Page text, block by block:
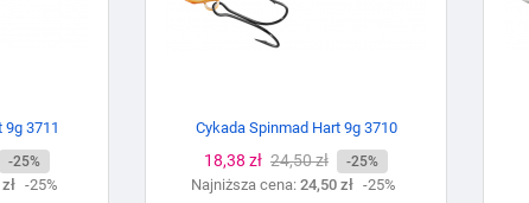
9g 3711
-25%
-25%
Cykada Spinmad Hart 9g 3710
Cena
18,38 zł Cena
podstawowa
24,50 zł -25%
Najniższa cena: 24,50 zł -25%